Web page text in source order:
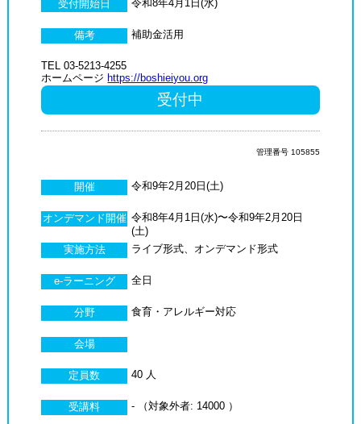
受付開始日 令和8年4月1日(水)
備考 補助金活用
TEL 03-5213-4255
ホームページ https://boshieiyou.org
受付中
開催 令和9年2月20日(土)
オンデマンド開催 令和8年4月1日(水)〜令和9年2月20日
(土)
実施方法
ライブ形式、オンデマンド形式
e-ラーニング 全日
分野 食育・アレルギー対応
会場
定員数 40 人
受講料 - （対象外者: 14000 ）
管理番号 105855